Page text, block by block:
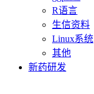
R语言
生信资料
Linux系统
其他
新药研发